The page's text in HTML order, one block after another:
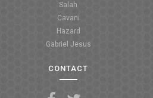
Salah
Cavani
Hazard
Gabriel Jesus
CONTACT